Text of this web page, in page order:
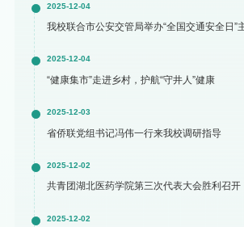
2025-12-04
我校联合市公安交管局举办“全国交通安全日”
2025-12-04
“健康集市”走进乡村，护航“守井人”健康
2025-12-03
省侨联党组书记冯伟一行来我校调研指导
2025-12-02
共青团湖北医药学院第三次代表大会胜利召开
2025-12-02